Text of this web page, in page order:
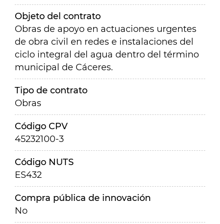
Objeto del contrato
Obras de apoyo en actuaciones urgentes
de obra civil en redes e instalaciones del
ciclo integral del agua dentro del término
municipal de Cáceres.
Tipo de contrato
Obras
Código CPV
45232100-3
Código NUTS
ES432
Compra pública de innovación
No